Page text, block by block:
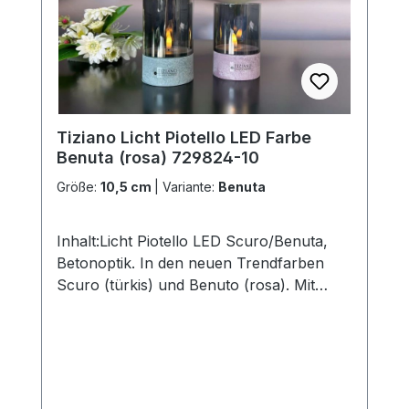
werden in aufwendiger Handarbeit
hergestellt, so dass jedes seinen ganz
eigenen Zauber inne hat. Hinweis:Die
Maßangaben entsprechen der
Herstellerangabe von Tiziano und sind ca-
Werte. Eventuelle Besonderheiten oder
Abweichungen werden gesondert in der
Artikelbeschreibung beschrieben.
Tiziano Licht Piotello LED Farbe
Benuta (rosa) 729824-10
Größe: 10,5 cm Variante: Benuta
Inhalt:Licht Piotello LED Scuro/Benuta,
Betonoptik. In den neuen Trendfarben
Scuro (türkis) und Benuto (rosa). Mit